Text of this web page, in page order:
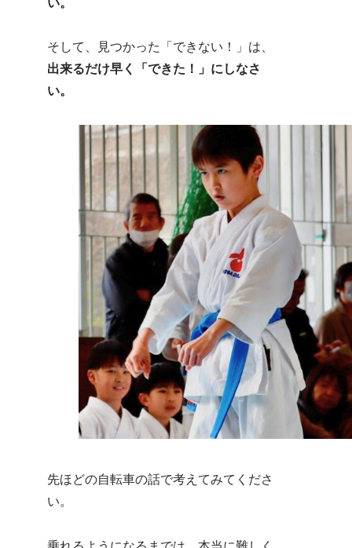
そして、見つかった「できない！」は、
出来るだけ早く「できた！」にしなさ
い。
先ほどの自転車の話で考えてみてくださ
い。